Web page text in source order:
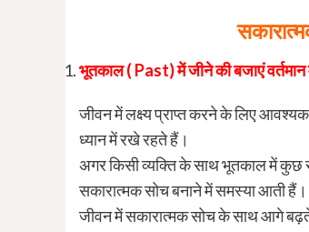
भूतकाल ( Past) में जीने की बजाएं वर्तमान
जीवन में लक्ष्य प्राप्त करने के लिए
ध्यान में रखे रहते हैं।
अगर किसी व्यक्ति के साथ भूतकाल में कुछ
सकारात्मक सोच बनाने में समस्या आती हैं।
जीवन में सकारात्मक सोच के साथ आगे बढ़ते